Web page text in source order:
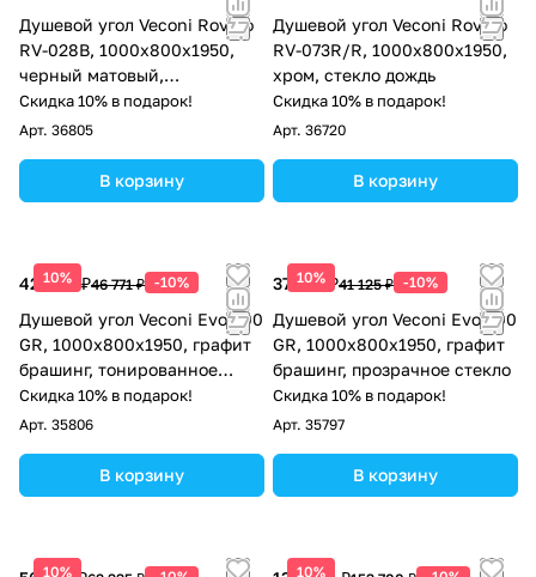
Душевой угол Veconi Rovigo
RV-028B, 1000х800х1950,
черный матовый,
прозрачное стекло
Скидка 10% в подарок!
Арт. 36805
В корзину
Душевой угол Veconi Rovigo
RV-073R/R, 1000х800х1950,
хром, стекло дождь
Скидка 10% в подарок!
Арт. 36720
В корзину
10%
42 094 ₽46 771 ₽ -10%
Душевой угол Veconi Evo 300
GR, 1000х800x1950, графит
брашинг, тонированное
матовое стекло
Скидка 10% в подарок!
Арт. 35806
В корзину
10%
37 013 ₽41 125 ₽ -10%
Душевой угол Veconi Evo 300
GR, 1000х800x1950, графит
брашинг, прозрачное стекло
Скидка 10% в подарок!
Арт. 35797
В корзину
10% 10%